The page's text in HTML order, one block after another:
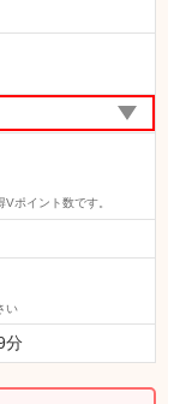
ポイント数です。
い
分